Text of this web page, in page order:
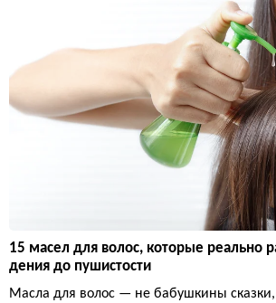
15 масел для волос, которые реально
дения до пушистости
Масла для волос — не бабушкины